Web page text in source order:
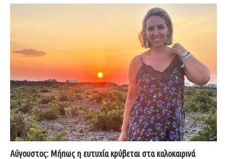
Αύγουστος: Μήπως η ευτυχία κρύβεται στα καλοκαιρινά